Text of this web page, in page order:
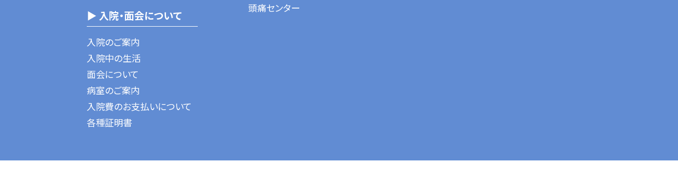
▶ 入院・面会について
入院のご案内
入院中の生活
面会について
病室のご案内
入院費のお支払いについて
各種証明書
頭痛センター